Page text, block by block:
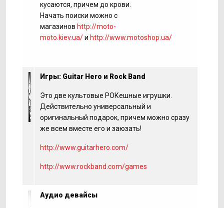
кусаются, причем до крови.
Начать поиски можно с
магазинов http://moto-
moto.kiev.ua/и http://www.motoshop.ua/
Игры: Guitar Hero и Rock Band
Это две культовые РОКешные игрушки.
Действительно универсальный и
оригинальный подарок, причем можно сразу
же всем вместе его и заюзать!
http://www.guitarhero.com/
http://www.rockband.com/games
Аудио девайсы